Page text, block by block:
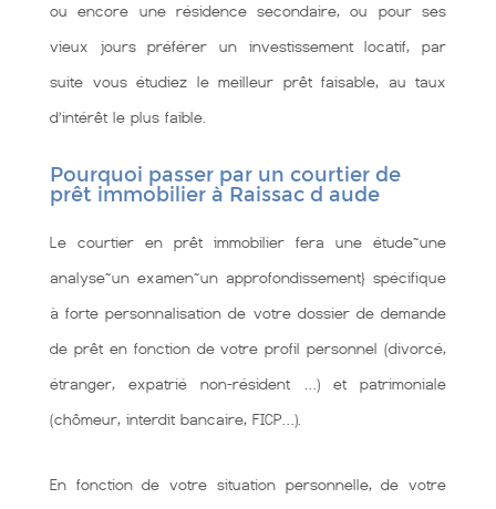
ou encore une résidence secondaire, ou pour ses
vieux jours préférer un investissement locatif, par
suite vous étudiez le meilleur prêt faisable, au taux
d’intérêt le plus faible.
Pourquoi passer par un courtier de
prêt immobilier à Raissac d aude
Le courtier en prêt immobilier fera une étude~une
analyse~un examen~un approfondissement} spécifique
à forte personnalisation de votre dossier de demande
de prêt en fonction de votre profil personnel (divorcé,
étranger, expatrié non-résident …) et patrimoniale
(chômeur, interdit bancaire, FICP…).
En fonction de votre situation personnelle, de votre